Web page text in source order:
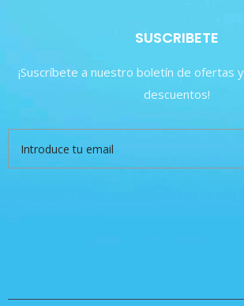
SUSCRIBETE
¡Suscríbete a nuestro boletín de ofertas
descuentos!